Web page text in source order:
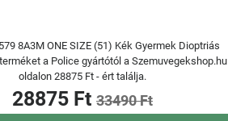
8A3M ONE SIZE (51) Kék Gyermek Dioptriás
a Police gyártótól a Szemuvegekshop.hu
oldalon 28875 Ft - ért találja.
28875 Ft 33490 Ft